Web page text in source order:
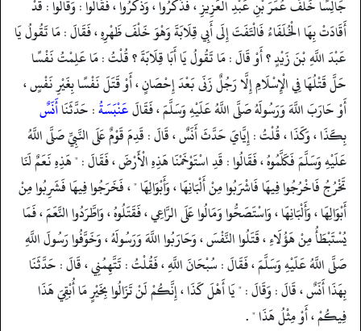
جَالِسًا خَلْفَ عُمَرَ بْنِ عَبْدِ الْعَزِيزِ ، فَذَكَرُوا ، وَذَكَرُوا ، فَقَالُوا : وَقَالُوا : قَدْ
أَقَادَتْ بِهَا الْخُلَفَاءُ فَالْتَفَتَ إِلَى أَبِي قِلَابَةَ وَهْوَ خَلْفَ ظَهْرِهِ ، فَقَالَ : مَا تَقُولُ يَا
عَبْدَ اللَّهِ بْنَ زَيْدٍ ؟ أَوْ قَالَ : مَا تَقُولُ يَا أَبَا قِلَابَةَ ؟ قُلْتُ : مَا عَلِمْتُ نَفْسًا
حَلَّ قَتْلُهَا فِي الْإِسْلَامِ إِلَّا رَجُلٌ زَنَى بَعْدَ إِحْصَانٍ ، أَوْ قَتَلَ نَفْسًا بِغَيْرِ نَفْسٍ ،
أَوْ حَارَبَ اللَّهَ وَرَسُولَهُ صَلَّى اللَّهُ عَلَيْهِ وَسَلَّمَ ، فَقَالَعَنْبَسَةُ: حَدَّثَنَاأَنَسٌ
بِكَذَا ، وَكَذَا ، قُلْتُ : إِيَّايَ حَدَّثَ أَنَسٌ ، قَالَ : قَدِمَ قَوْمٌ عَلَى النَّبِيِّ صَلَّى اللَّهُ
عَلَيْهِ وَسَلَّمَ فَكَلَّمُوهُ ، فَقَالُوا : قَدِ اسْتَوْخَمْنَا هَذِهِ الْأَرْضَ ، فَقَالَ : " هَذِهِ نَعَمٌ لَنَا
تَخْرُجُ فَاخْرُجُوا فِيهَا فَاشْرَبُوا مِنْ أَلْبَانِهَا ، وَأَبْوَالِهَا " ، فَخَرَجُوا فِيهَا فَشَرِبُوا مِنْ
أَبْوَالِهَا ، وَأَلْبَانِهَا ، وَاسْتَصَحُّوا وَمَالُوا عَلَى الرَّاعِي ، فَقَتَلُوهُ ، وَاطَّرَدُوا النَّعَمَ ، فَمَا
يُسْتَبْطَأُ مِنْ هَؤُلَاءِ ، قَتَلُوا النَّفْسَ ، وَحَارَبُوا اللَّهَ وَرَسُولَهُ ، وَخَوَّفُوا رَسُولَ اللَّهِ
صَلَّى اللَّهُ عَلَيْهِ وَسَلَّمَ ، فَقَالَ : سُبْحَانَ اللَّهِ ، فَقُلْتُ : تَتَّهِمُنِي ، قَالَ : حَدَّثَنَا
بِهَذَا أَنَسٌ ، قَالَ : وَقَالَ : " يَا أَهْلَ كَذَا ، إِنَّكُمْ لَنْ تَزَالُوا بِخَيْرٍ مَا أُبْقِيَ هَذَا
فِيكُمْ ، أَوْ مِثْلُ هَذَا " .